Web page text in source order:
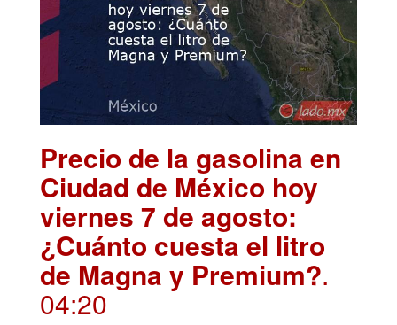
Precio de la gasolina en
Ciudad de México hoy
viernes 7 de agosto:
¿Cuánto cuesta el litro
de Magna y Premium?.
04:20